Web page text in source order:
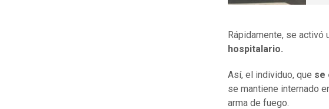
Rápidamente, se activó
hospitalario.
Así, el individuo, que se
se mantiene internado
arma de fuego.